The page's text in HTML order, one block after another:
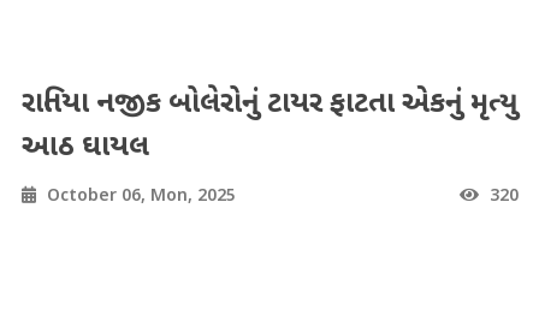
રાતિયા નજીક બોલેરોનું ટાયર ફાટતા એકનું મૃત્યુ
આઠ ઘાયલ
October 06, Mon, 2025 320